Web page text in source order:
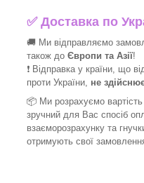
✅Доставка по
🚚 Ми відправляємо
також до Європи та Азії!
❗ Відправка у країни, що
проти України, не
📦 Ми розрахуємо
зручний для Вас спосіб
взаєморозрахунку та
отримують свої